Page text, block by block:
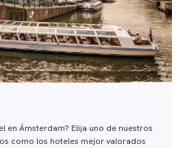
en Ámsterdam? Elija uno de nuestros
como los hoteles mejor valorados